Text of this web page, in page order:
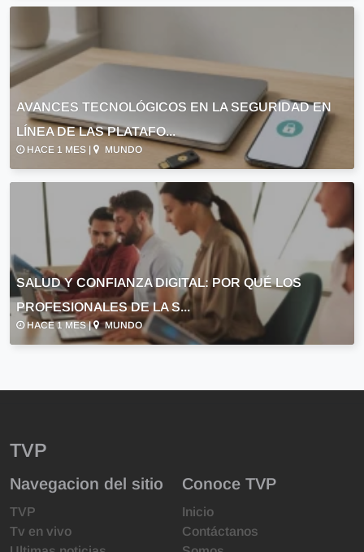
AVANCES TECNOLÓGICOS EN LA SEGURIDAD EN
LÍNEA DE LAS PLATAFO...
HACE 1 MES | MUNDO
SALUD Y CONFIANZA DIGITAL: POR QUÉ LOS
PROFESIONALES DE LA S...
HACE 1 MES | MUNDO
TVP
Navegacion del sitio
TVP
Tv en vivo
Conoce TVP
Inicio
Contáctanos